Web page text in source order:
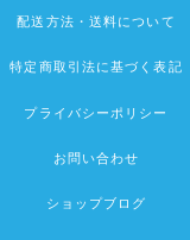
配送方法・送料について
特定商取引法に基づく表記
プライバシーポリシー
お問い合わせ
ショップブログ